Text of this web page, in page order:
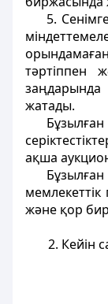
5.
тәртіппен
жатады.
ақша
және қор
2. Кейін